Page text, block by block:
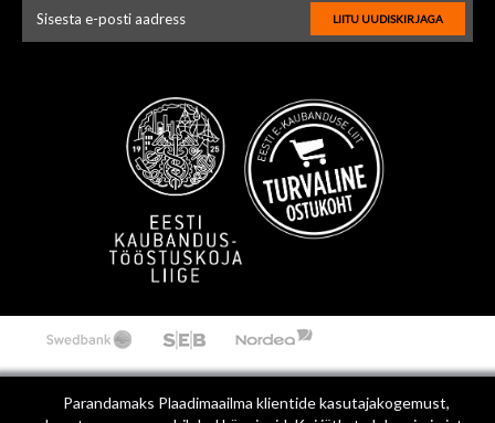
Parandamaks Plaadimaailma klientide kasutajakogemust,
LIITU UUDISKIRJAGA